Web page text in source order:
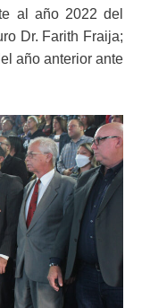
al año 2022 del
Dr. Farith Fraija;
año anterior ante